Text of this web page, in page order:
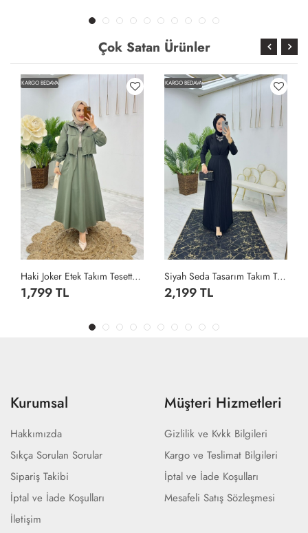
Çok Satan Ürünler
KARGO BEDAVA
Haki Joker Etek Takım Tesettür Giyim Haki
1,799 TL
KARGO BEDAVA
Siyah Seda Tasarım Takım Tesettür Giyim Siyah
2,199 TL
Kurumsal
Hakkımızda
Sıkça Sorulan Sorular
Sipariş Takibi
İptal ve İade Koşulları
İletişim
Müşteri Hizmetleri
Gizlilik ve Kvkk Bilgileri
Kargo ve Teslimat Bilgileri
İptal ve İade Koşulları
Mesafeli Satış Sözleşmesi